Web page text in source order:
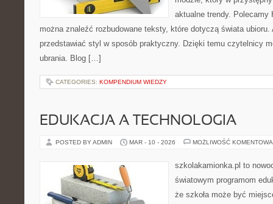
aktualne trendy. Polecamy
można znaleźć rozbudowane teksty, które dotyczą świata
przedstawiać styl w sposób praktyczny. Dzięki temu czytelnicy
ubrania. Blog […]
CATEGORIES: KOMPENDIUM WIEDZY
EDUKACJA A TECHNOLOGIA
POSTED BY ADMIN MAR - 10 - 2026 MOŻLIWOŚĆ
szkolakamionka.pl to
światowym programom
że szkoła może być